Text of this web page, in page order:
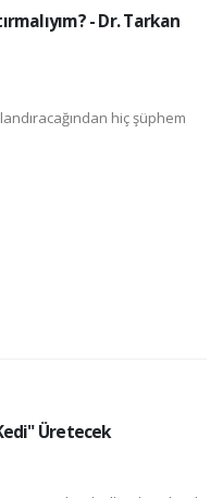
- Dr. Tarkan
hiç şüphem
Üretecek